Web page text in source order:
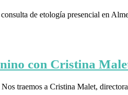
de etología presencial en
con Cristina
traemos a Cristina Malet,